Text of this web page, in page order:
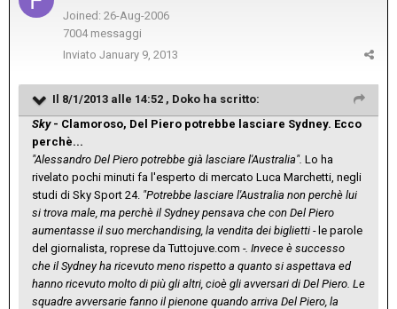
Joined: 26-Aug-2006
7004 messaggi
Inviato January 9, 2013
Il 8/1/2013 alle 14:52 , Doko ha scritto:
Sky- Clamoroso, Del Piero potrebbe lasciare Sydney. Ecco
perchè...
"Alessandro Del Piero potrebbe già lasciare l'Australia". Lo ha
rivelato pochi minuti fa l'esperto di mercato Luca Marchetti, negli
studi di Sky Sport 24. "Potrebbe lasciare l'Australia non perchè lui
si trova male, ma perchè il Sydney pensava che con Del Piero
aumentasse il suo merchandising, la vendita dei biglietti - le parole
del giornalista, roprese da Tuttojuve.com -. Invece è successo
che il Sydney ha ricevuto meno rispetto a quanto si aspettava ed
hanno ricevuto molto di più gli altri, cioè gli avversari di Del Piero. Le
squadre avversarie fanno il pienone quando arriva Del Piero, la